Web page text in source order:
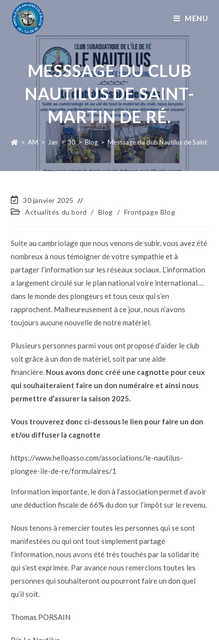
MENU
MESSSAGE DU CLUB
NAUTILUS DE SAINT-
MARTIN DE RÉ.
> AM > Jan > 30 > Blog > Messsage du club Nautilus de Saint-
30 janvier 2025
Actualités du bord
/ Blog / Frontpage Blog
Suite au cambriolage que nous venons de subir, vous avez été
nombreux à nous témoigner de votre sympathie et à
partager l’information sur les réseaux sociaux. L’information
a largement circulé sur le plan national voire international….
dans le monde des plongeurs et tous ceux qui s’en
rapprochent. Malheureusement à ce jour, nous n’avons
toujours aucune nouvelle de notre matériel.
Plusieurs personnes parmi vous ont proposé d’aider le club
soit grâce à un don de matériel, soit par une aide
financière. Nous avons donc créé une cagnotte pour ceux
qui souhaiteraient faire un don numéraire et ainsi nous
permettre d’assurer la saison 2025.
Vous trouverez donc ci-dessous le lien pour faire un don
et/ou diffuser la cagnotte
https://www.helloasso.com/associations/le-nautilus-
plongee-ile-de-re/formulaires/1
Information importante, le don à l’association permet d’avoir
une déduction fiscale de 66% du don sur l’impôt sur le revenu.
Nous tenons à remercier toutes les personnes qui se sont
manifestées ou qui ont tout simplement partagé
l’information, nous avons été très touchés par la solidarité
qui s’est exprimée. Par avance nous remercions toutes les
personnes qui souhaiteront ou pourront faire un don quel
qu’il soit.
Thomas PORSAIN